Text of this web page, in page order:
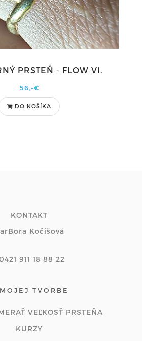
PRSTEŇ - FLOW VI.
56,-€
DO KOŠÍKA
KONTAKT
Kočišová
911 18 88 22
TVORBE
VEĽKOSŤ PRSTEŇA
KURZY